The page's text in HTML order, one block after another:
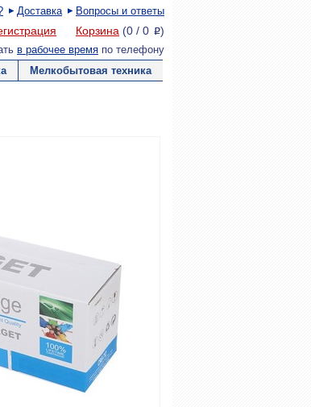
Доставка Вопросы и ответы
Корзина (0 / 0 P)
в рабочее время по телефону
Мелкобытовая техника